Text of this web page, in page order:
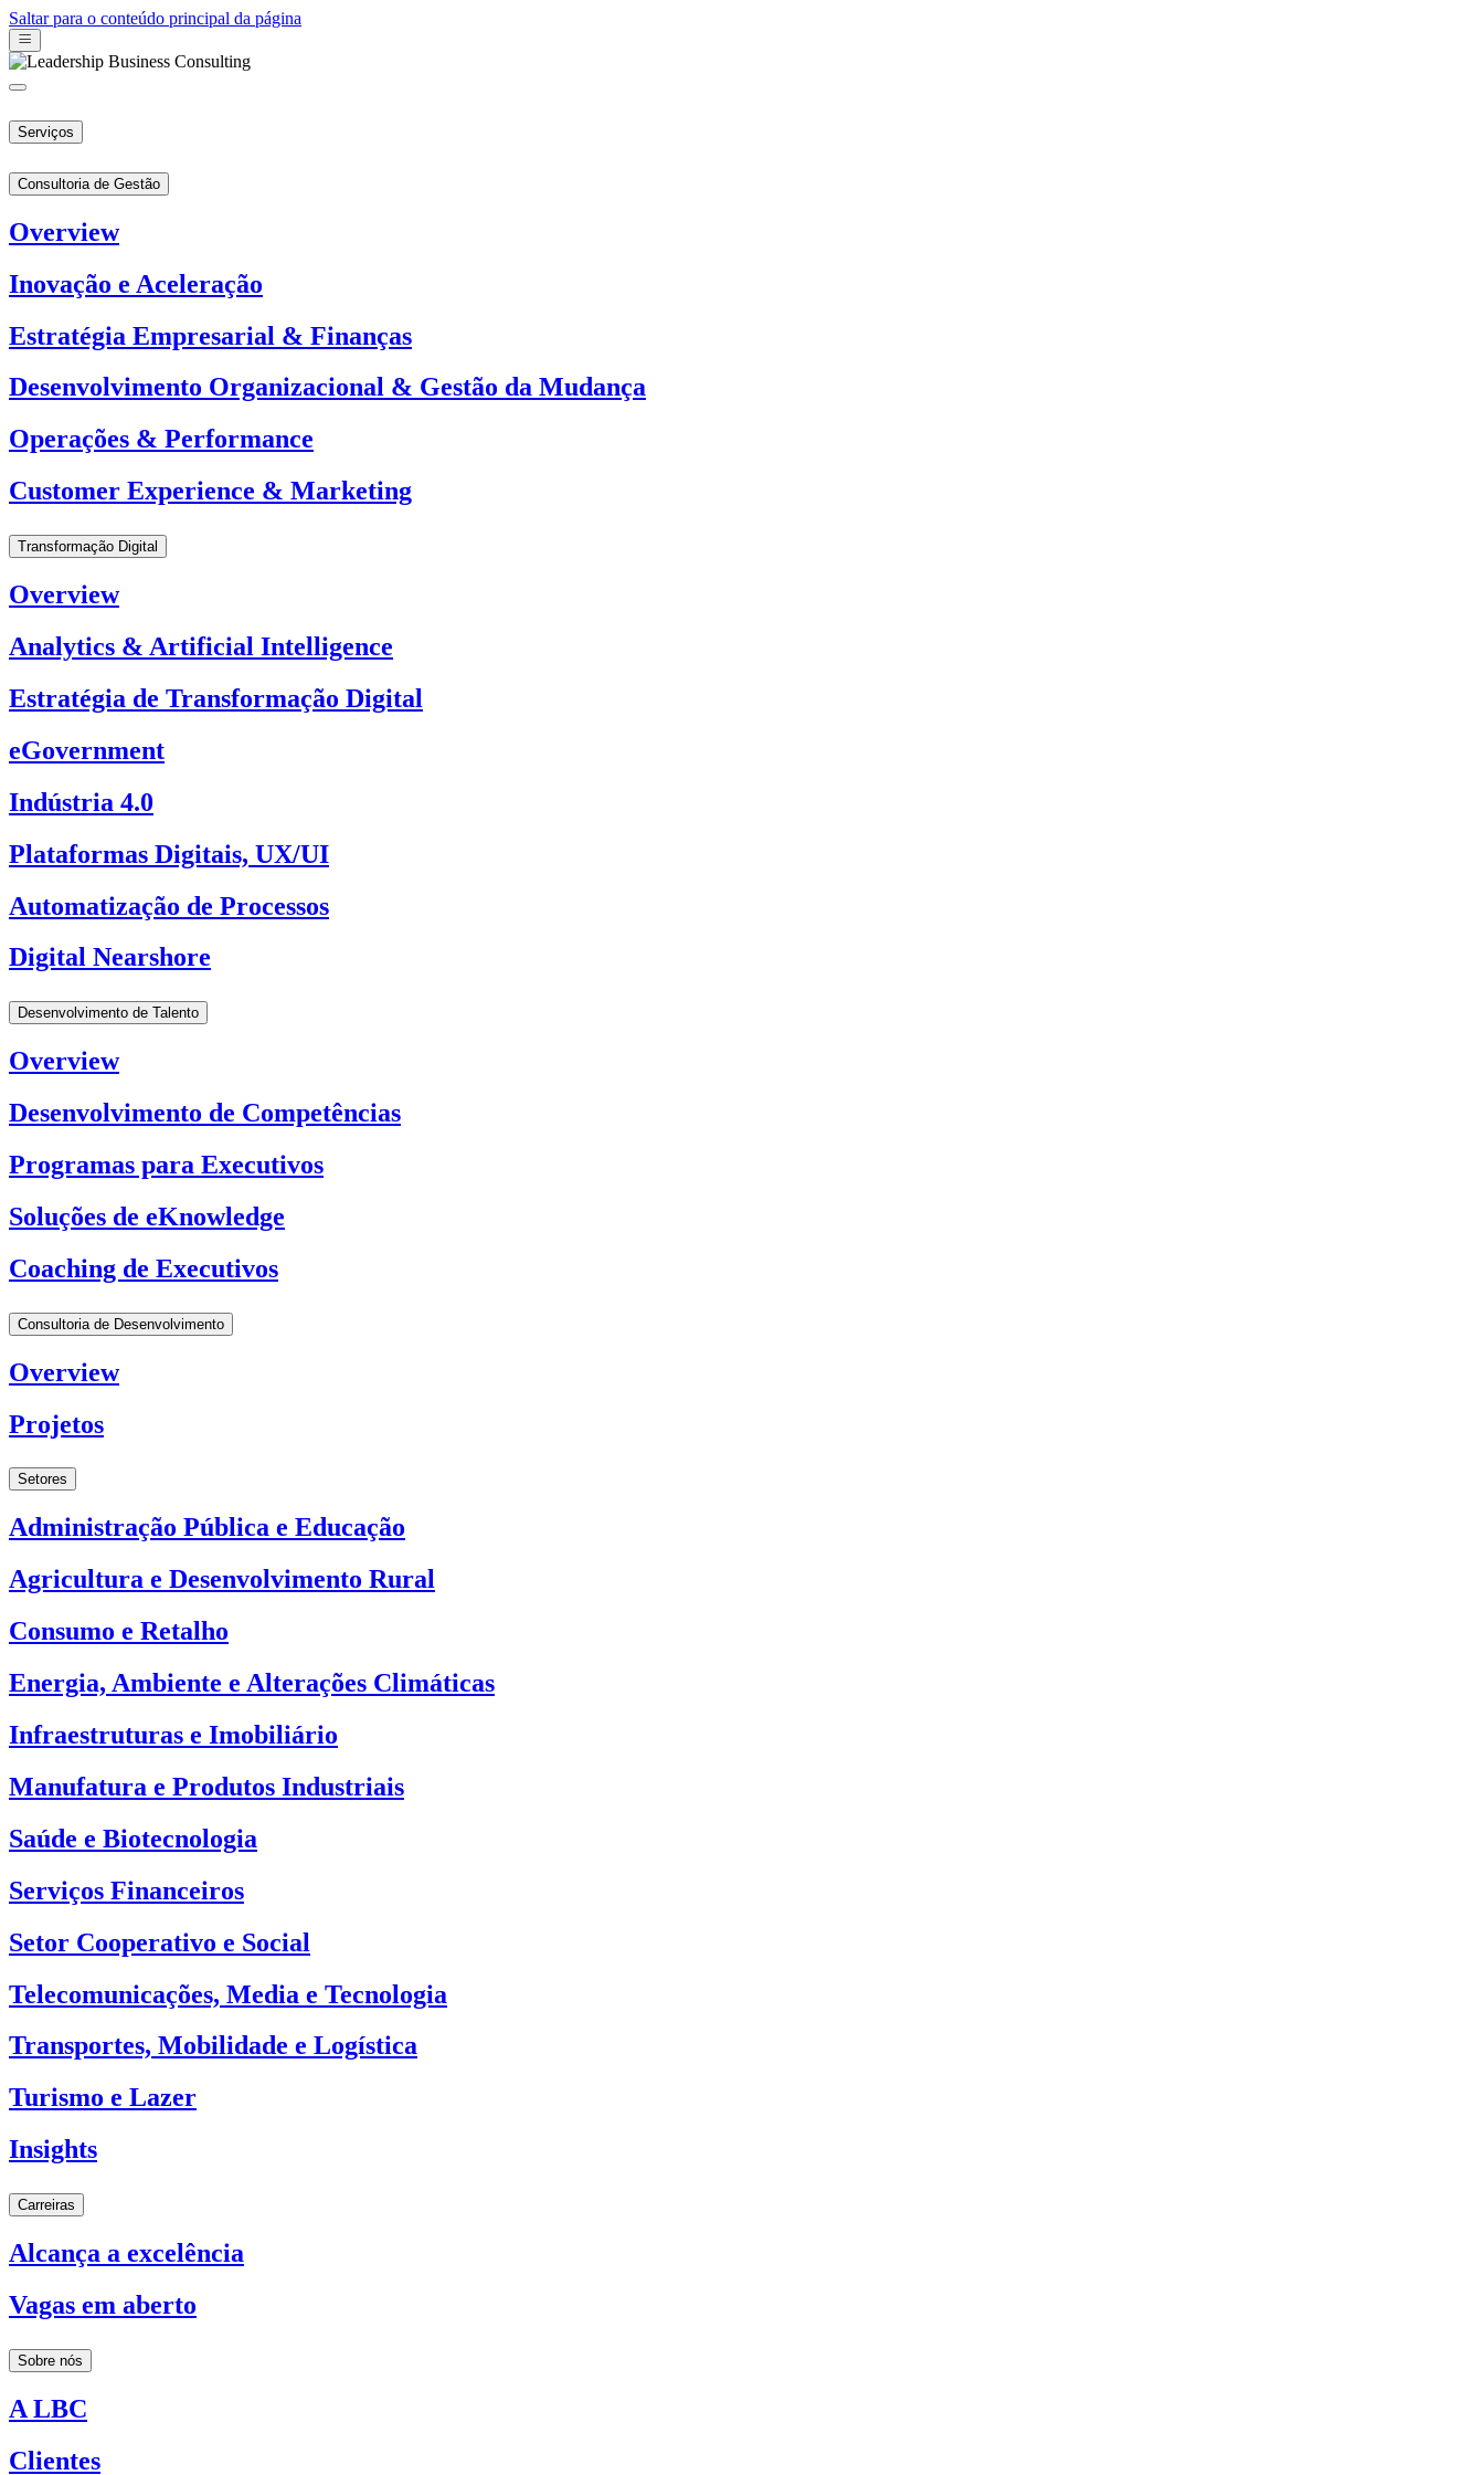
Saltar para o conteúdo principal da página
Serviços
Consultoria de Gestão
Overview
Inovação e Aceleração
Estratégia Empresarial & Finanças
Desenvolvimento Organizacional & Gestão da Mudança
Operações & Performance
Customer Experience & Marketing
Transformação Digital
Overview
Analytics & Artificial Intelligence
Estratégia de Transformação Digital
eGovernment
Indústria 4.0
Plataformas Digitais, UX/UI
Automatização de Processos
Digital Nearshore
Desenvolvimento de Talento
Overview
Desenvolvimento de Competências
Programas para Executivos
Soluções de eKnowledge
Coaching de Executivos
Consultoria de Desenvolvimento
Overview
Projetos
Setores
Administração Pública e Educação
Agricultura e Desenvolvimento Rural
Consumo e Retalho
Energia, Ambiente e Alterações Climáticas
Infraestruturas e Imobiliário
Manufatura e Produtos Industriais
Saúde e Biotecnologia
Serviços Financeiros
Setor Cooperativo e Social
Telecomunicações, Media e Tecnologia
Transportes, Mobilidade e Logística
Turismo e Lazer
Insights
Carreiras
Alcança a excelência
Vagas em aberto
Sobre nós
A LBC
Clientes